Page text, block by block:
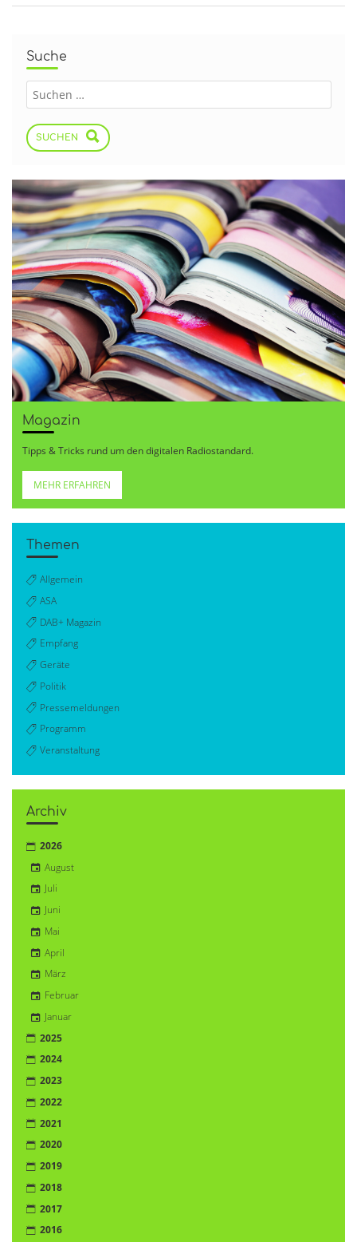
Suche
SUCHEN
Magazin
Tipps & Tricks rund um den digitalen Radiostandard.
MEHR ERFAHREN
Themen
Allgemein
ASA
DAB+ Magazin
Empfang
Geräte
Politik
Pressemeldungen
Programm
Veranstaltung
Archiv
2026
August
Juli
Juni
Mai
April
März
Februar
Januar
2025
2024
2023
2022
2021
2020
2019
2018
2017
2016